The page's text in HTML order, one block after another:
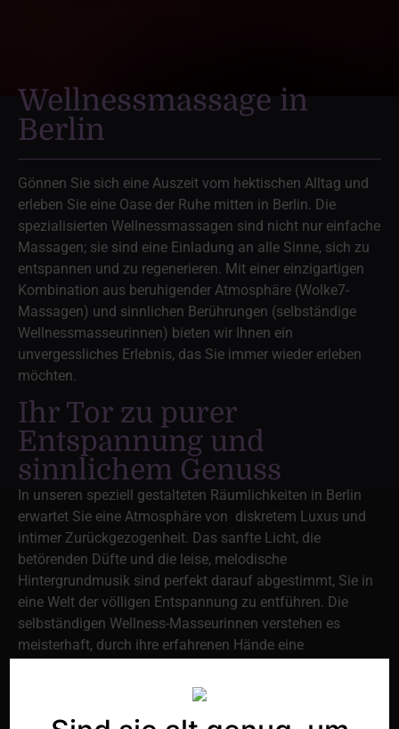
Wellnessmassage in
Berlin
Gönnen Sie sich eine Auszeit vom hektischen Alltag und
erleben Sie eine Oase der Ruhe mitten in Berlin. Die
spezialisierten Wellnessmassagen sind nicht nur einfache
Massagen; sie sind eine Einladung an alle Sinne, sich zu
entspannen und zu regenerieren. Mit einer einzigartigen
Kombination aus beruhigender Atmosphäre (Wolke7-
Massagen) und sinnlichen Berührungen (selbständige
Wellnessmasseurinnen) bieten wir Ihnen ein
unvergessliches Erlebnis, das Sie immer wieder erleben
möchten.
Ihr Tor zu purer
Entspannung und
sinnlichem Genuss
In unseren speziell gestalteten Räumlichkeiten in Berlin
erwartet Sie eine Atmosphäre von diskretem Luxus und
intimer Zurückgezogenheit. Das sanfte Licht, die
betörenden Düfte und die leise, melodische
Hintergrundmusik sind perfekt darauf abgestimmt, Sie in
eine Welt der völligen Entspannung zu entführen. Die
selbständigen Wellness-Masseurinnen verstehen es
meisterhaft, durch ihre erfahrenen Hände eine